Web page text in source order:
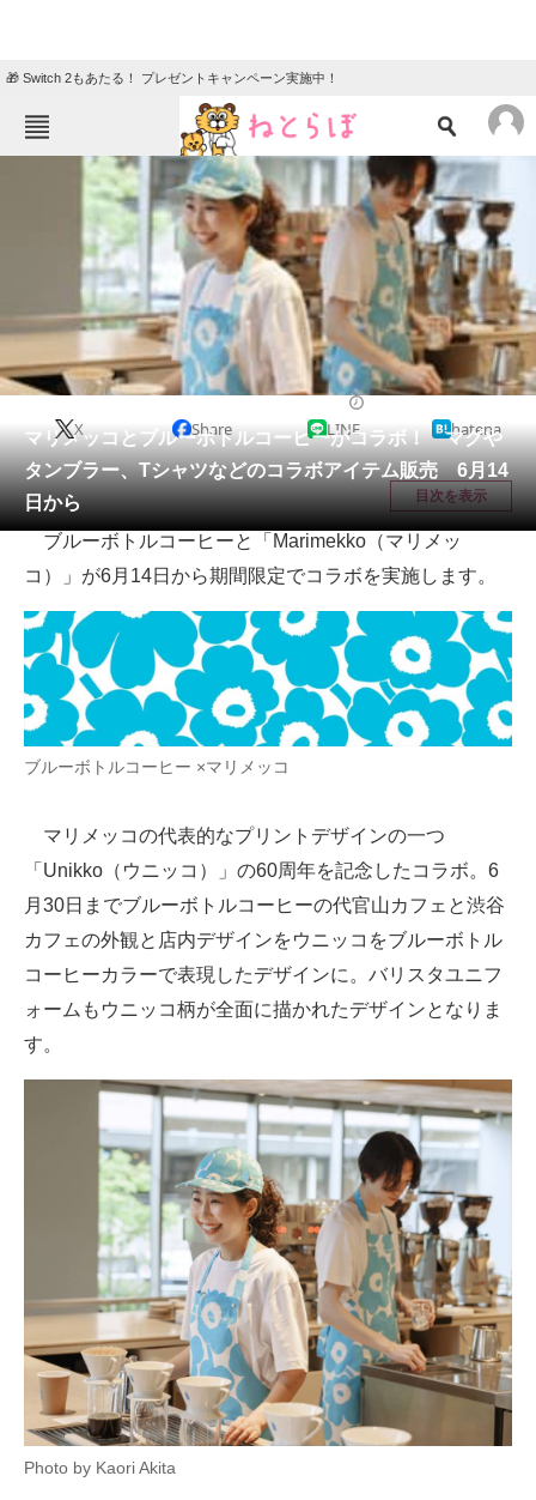
🎁 Switch 2もあたる！ プレゼントキャンペーン実施中！
ねとらぼメニュー
ニュース
クイズ
地域
住まい 教育・育児
動物 リサーチ
会員記事
メディア
注目記事を集めた総合ページ
ITの今と未来を見通す
スマホと通信の最新トレンド
進化するPCとデバイスの未来
好きが集まる 比べて選べる
AI活用のいまが分かる
企業ITのトレンドを詳説
経営リーダーのコミュニティ
マーケ×ITの今がよく分かる
企業向けIT製品の総合サイト
IT製品の技術・比較・事例
製造業のIT導入・活用を支援
モノづくり技術者専門サイト
エレクトロニクス専門サイト
電子設計の基本と応用
エネルギーの専門メディア
建設×テクノロジーの最前線
マリメッコとブルーボトルコーヒーがコラボ！ マグや
タンブラー、Tシャツなどのコラボアイテム販売 6月14
日から
X Share LINE hatena
目次を表示
ブルーボトルコーヒーと「Marimekko（マリメッ
コ）」が6月14日から期間限定でコラボを実施します。
ブルーボトルコーヒー ×マリメッコ
マリメッコの代表的なプリントデザインの一つ
「Unikko（ウニッコ）」の60周年を記念したコラボ。6
月30日までブルーボトルコーヒーの代官山カフェと渋谷
カフェの外観と店内デザインをウニッコをブルーボトル
コーヒーカラーで表現したデザインに。バリスタユニフ
ォームもウニッコ柄が全面に描かれたデザインとなりま
す。
Photo by Kaori Akita